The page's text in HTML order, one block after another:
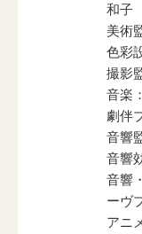
和子
美術
色彩
撮影
音楽
劇伴
音響
音響
音響
ーヴ
アニ